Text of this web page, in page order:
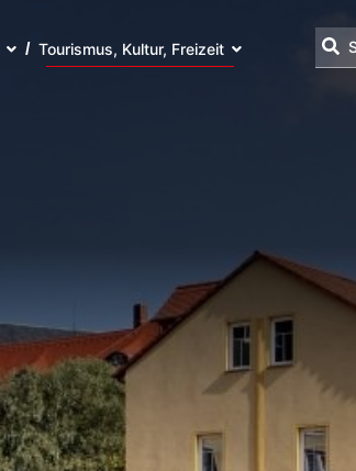
Tourismus, Kultur, Freizeit